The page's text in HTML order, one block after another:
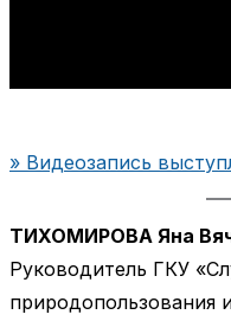
» Видеозапись
ТИХОМИРОВА Яна
Руководитель ГКУ
природопользования